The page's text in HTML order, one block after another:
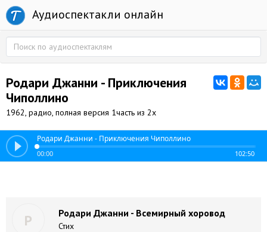
Аудиоспектакли онлайн
Родари Джанни - Приключения
Чиполлино
1962, радио, полная версия 1часть из 2х
Родари Джанни - Приключения Чиполлино
00:00 102:50
Р Родари Джанни - Всемирный хоровод
Стих